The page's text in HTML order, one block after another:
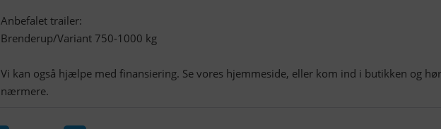
Anbefalet trailer:
Brenderup/Variant 750-1000 kg
Vi kan også hjælpe med finansiering. Se vores hjemmeside, eller kom ind i butikken og hør
nærmere.